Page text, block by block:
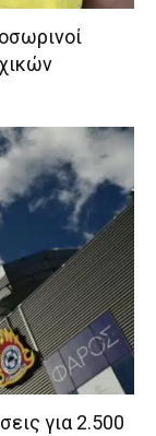
για 2.500